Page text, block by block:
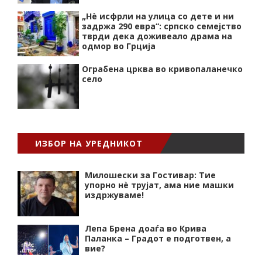
„Нѐ исфрли на улица со дете и ни
задржа 290 евра“: српско семејство
тврди дека доживеало драма на
одмор во Грција
Ограбена црква во кривопаланечко
село
ИЗБОР НА УРЕДНИКОТ
Милошески за Гостивар: Тие
упорно нѐ трујат, ама ние машки
издржуваме!
Лепа Брена доаѓа во Крива
Паланка – Градот е подготвен, а
вие?